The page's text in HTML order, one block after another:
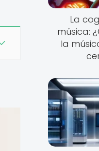
La
música:
la